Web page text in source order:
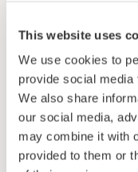
This website uses
We use cookies to
provide social
We also share
our social media,
may combine it with
provided to them or
enemmän kuin
Allikoiraan
(keskimmäisten
koiraalla on 19–25
joulukuusta
valkoisia ja